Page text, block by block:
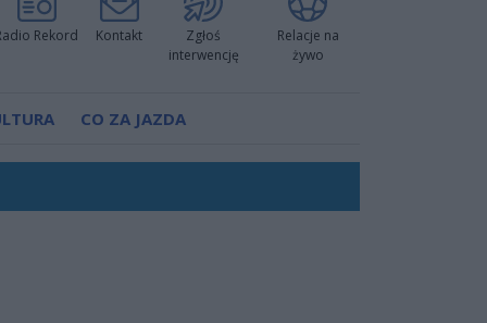
Rekord Kontakt
Zgłoś
interwencję
Relacje na
żywo
CO ZA JAZDA